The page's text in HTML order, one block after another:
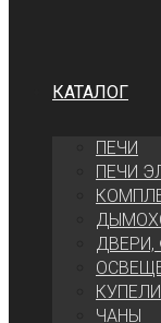
КАТАЛОГ
ПЕЧИ
ПЕЧИ
КУПЕЛИ
ЧАНЫ